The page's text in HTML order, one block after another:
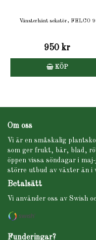
Vänsterhänt sekatör, FELCO 9
950 kr
KÖP
Om oss
Vi är en småskalig
som ger frukt, bär, blad,
öppen vissa söndagar i
större utbud av växter än i
Betalsätt
Vi använder oss av Swish
Funderingar?